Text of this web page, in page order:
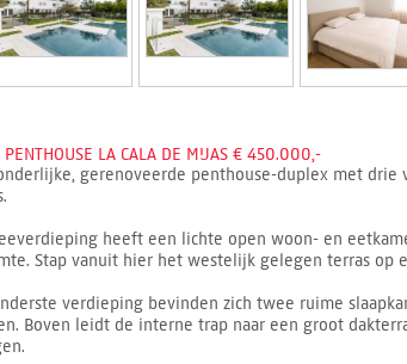
PENTHOUSE LA CALA DE MIJAS € 450.000,-
gerenoveerde penthouse-duplex met
heeft een lichte open woon- en
Stap vanuit hier het westelijk gelegen terras op
verdieping bevinden zich twee ruime
Boven leidt de interne trap naar een groot